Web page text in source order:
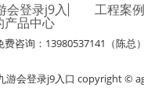
会登录j9入
产品中心
工程案例
费咨询：13980537141（陈总
游会登录j9入口 copyright ©